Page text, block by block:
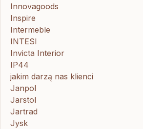
Innovagoods
Inspire
Intermeble
INTESI
Invicta Interior
IP44
jakim darzą nas klienci
Janpol
Jarstol
Jartrad
Jysk